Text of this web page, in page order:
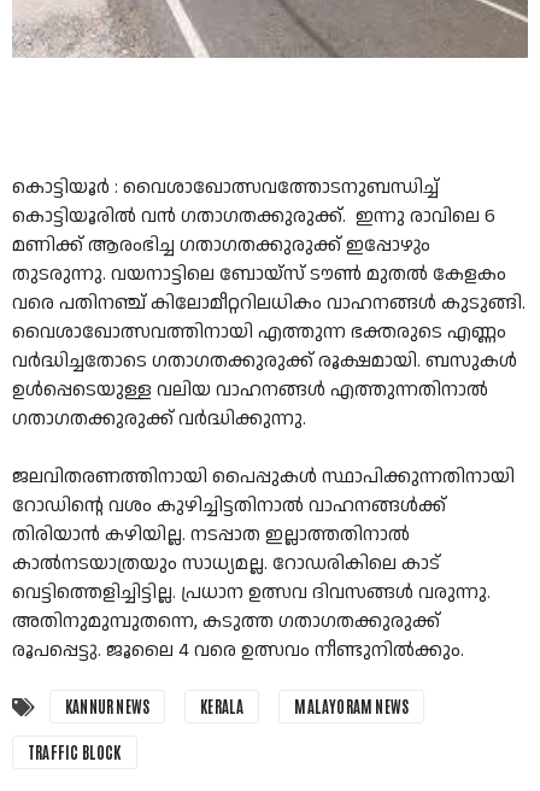
കൊട്ടിയൂർ : വൈശാഖോത്സവത്തോടനുബന്ധിച്ച്
കൊട്ടിയൂരിൽ വൻ ഗതാഗതക്കുരുക്ക്. ഇന്നു രാവിലെ 6
മണിക്ക് ആരംഭിച്ച ഗതാഗതക്കുരുക്ക് ഇപ്പോഴും
തുടരുന്നു. വയനാട്ടിലെ ബോയ്‌സ് ടൗൺ മുതൽ കേളകം
വരെ പതിനഞ്ച് കിലോമീറ്ററിലധികം വാഹനങ്ങൾ കുടുങ്ങി.
വൈശാഖോത്സവത്തിനായി എത്തുന്ന ഭക്തരുടെ എണ്ണം
വർദ്ധിച്ചതോടെ ഗതാഗതക്കുരുക്ക് രൂക്ഷമായി. ബസുകൾ
ഉൾപ്പെടെയുള്ള വലിയ വാഹനങ്ങൾ എത്തുന്നതിനാൽ
ഗതാഗതക്കുരുക്ക് വർദ്ധിക്കുന്നു.
ജലവിതരണത്തിനായി പൈപ്പുകൾ സ്ഥാപിക്കുന്നതിനായി
റോഡിന്റെ വശം കുഴിച്ചിട്ടതിനാൽ വാഹനങ്ങൾക്ക്
തിരിയാൻ കഴിയില്ല. നടപ്പാത ഇല്ലാത്തതിനാൽ
കാൽനടയാത്രയും സാധ്യമല്ല. റോഡരികിലെ കാട്
വെട്ടിത്തെളിച്ചിട്ടില്ല. പ്രധാന ഉത്സവ ദിവസങ്ങൾ വരുന്നു.
അതിനുമുമ്പുതന്നെ, കടുത്ത ഗതാഗതക്കുരുക്ക്
രൂപപ്പെട്ടു. ജൂലൈ 4 വരെ ഉത്സവം നീണ്ടുനിൽക്കും.
KANNUR NEWS KERALA MALAYORAM NEWS
TRAFFIC BLOCK